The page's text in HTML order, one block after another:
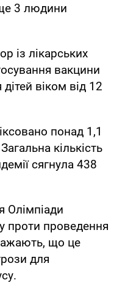
3 людини
із лікарських
вакцини
віком від 12
понад 1,1
кількість
сягнула 438
Олімпіади
проти проведення
що це
для